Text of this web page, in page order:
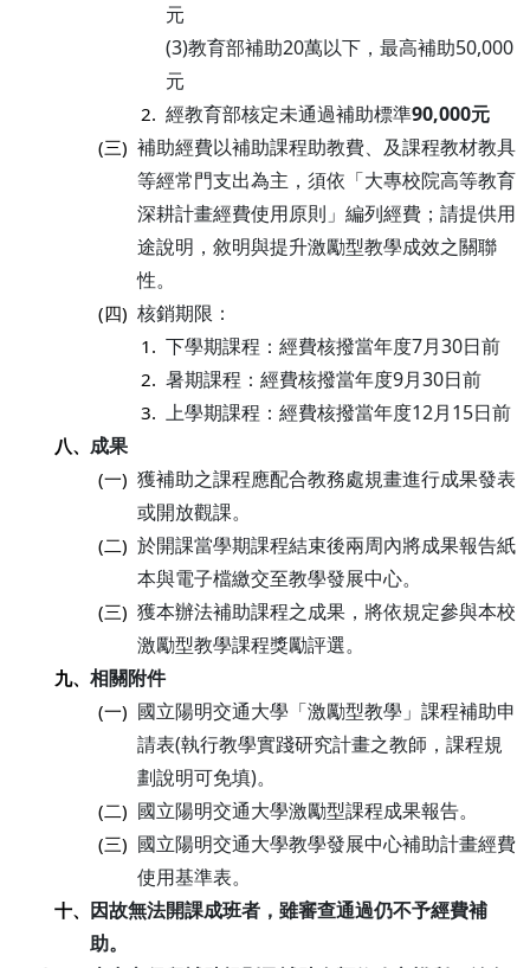
元
(3)教育部補助20萬以下，最高補助50,000
元
2. 經教育部核定未通過補助標準90,000元
(三) 補助經費以補助課程助教費、及課程教材教具
等經常門支出為主，須依「大專校院高等教育
深耕計畫經費使用原則」編列經費；請提供用
途說明，敘明與提升激勵型教學成效之關聯
性。
(四) 核銷期限：
1. 下學期課程：經費核撥當年度7月30日前
2. 暑期課程：經費核撥當年度9月30日前
3. 上學期課程：經費核撥當年度12月15日前
八、 成果
(一) 獲補助之課程應配合教務處規畫進行成果發表
或開放觀課。
(二) 於開課當學期課程結束後兩周內將成果報告紙
本與電子檔繳交至教學發展中心。
(三) 獲本辦法補助課程之成果，將依規定參與本校
激勵型教學課程獎勵評選。
九、 相關附件
(一) 國立陽明交通大學「激勵型教學」課程補助申
請表(執行教學實踐研究計畫之教師，課程規
劃說明可免填)。
(二) 國立陽明交通大學激勵型課程成果報告。
(三) 國立陽明交通大學教學發展中心補助計畫經費
使用基準表。
十、 因故無法開課成班者，雖審查通過仍不予經費補
助。